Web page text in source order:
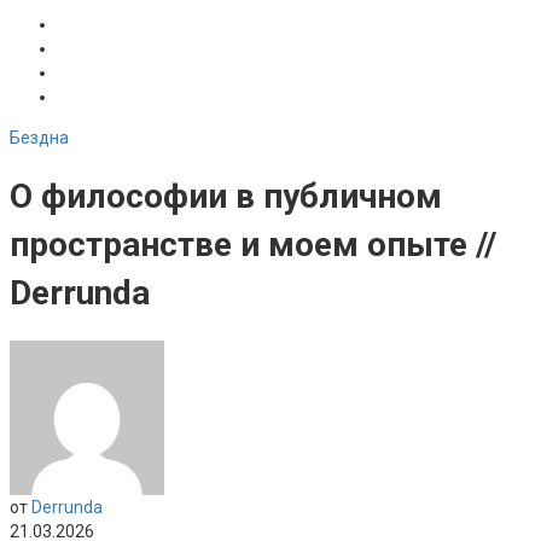
Бездна
О философии в публичном
пространстве и моем опыте //
Derrunda
отDerrunda
21.03.2026